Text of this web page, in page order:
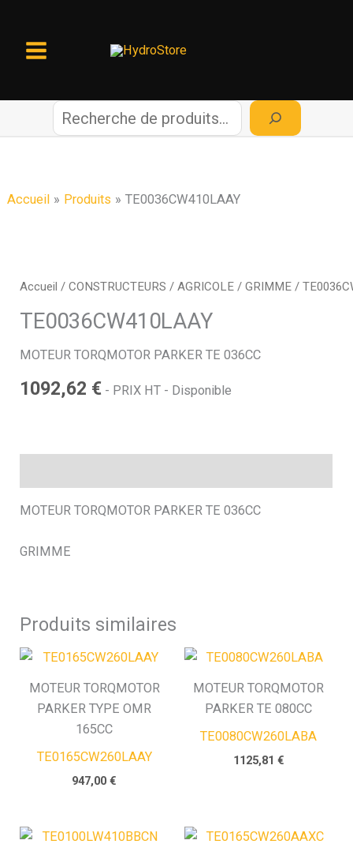
contenu
c
r
c
h
Accueil Produits TE0036CW410LAAY
Accueil /CONSTRUCTEURS /AGRICOLE /GRIMME /
TE0036CW410LAAY
MOTEUR TORQMOTOR PARKER TE 036CC
1092,62 € - PRIX HT - Disponible
MOTEUR TORQMOTOR PARKER TE 036CC
GRIMME
Produits similaires
MOTEUR TORQMOTOR
PARKER TYPE OMR
165CC
TE0165CW260LAAY
947,00€
MOTEUR TORQMOTOR
PARKER TE 080CC
TE0080CW260LABA
1125,81 €